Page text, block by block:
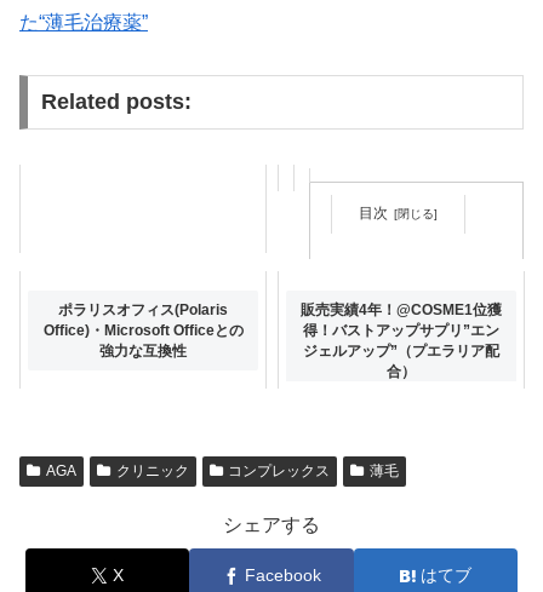
た“薄毛治療薬”
Related posts:
目次
プエラリア配合の高級バストケ
アサプリ「ピーチアップ」
ポラリスオフィス(Polaris
Office)・Microsoft Officeとの
強力な互換性
販売実績4年！@COSME1位獲
得！バストアップサプリ”エン
ジェルアップ”（プエラリア配
合）
AGA クリニック コンプレックス 薄毛
シェアする
X Facebook はてブ